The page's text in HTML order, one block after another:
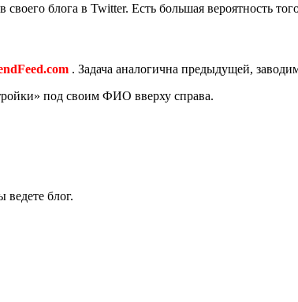
своего блога в Twitter. Есть большая вероятность
. Задача аналогична предыдущей,
под своим ФИО вверху справа.
блог.